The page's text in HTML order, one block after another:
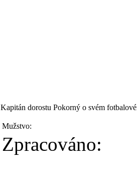
Kapitán dorostu Pokorný o svém
Mužstvo:
Zpracováno: